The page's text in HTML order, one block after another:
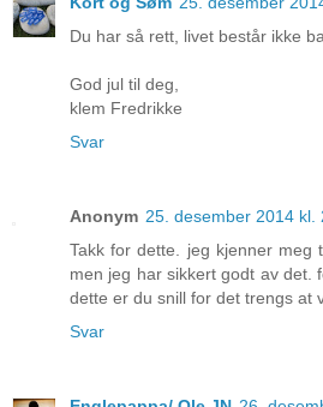
Du har så rett, livet består ikke
God jul til deg,
klem Fredrikke
Svar
Anonym 25. desember 2014 kl.
Takk for dette. jeg kjenner meg
men jeg har sikkert godt av det.
dette er du snill for det trengs at
Svar